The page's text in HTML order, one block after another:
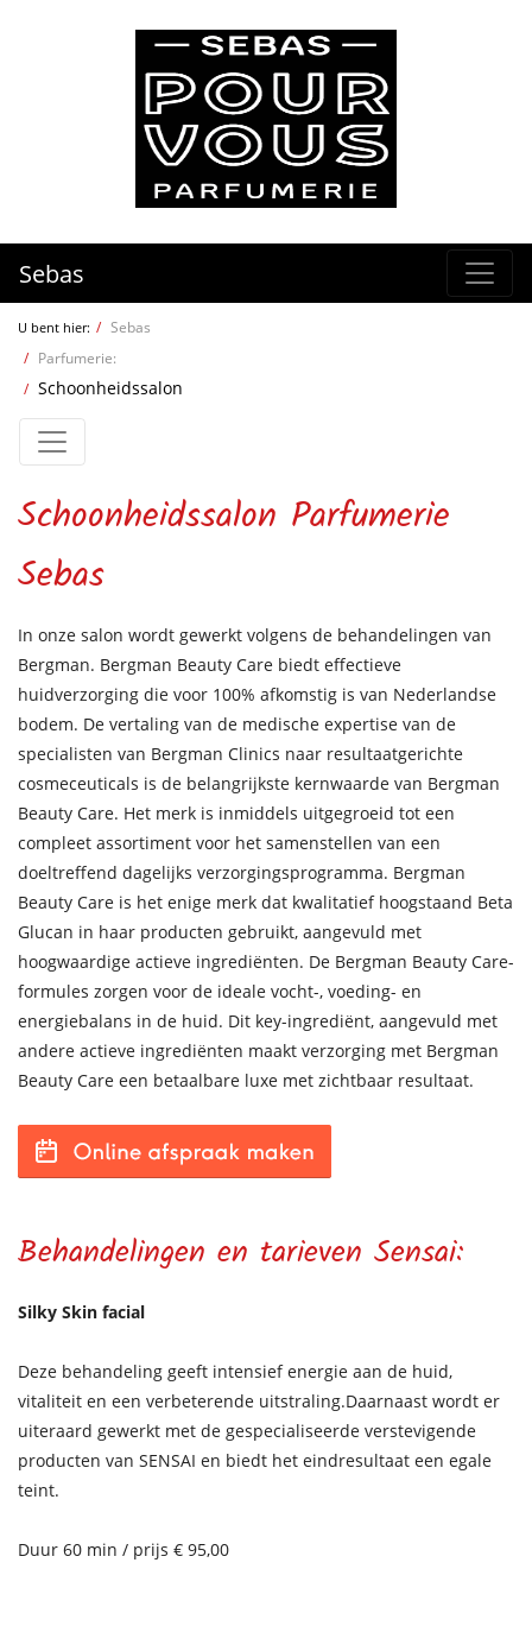
Sebas
U bent hier:
Sebas
Parfumerie:
Schoonheidssalon
Schoonheidssalon Parfumerie
Sebas
In onze salon wordt gewerkt volgens de behandelingen van
Bergman. Bergman Beauty Care biedt effectieve
huidverzorging die voor 100% afkomstig is van Nederlandse
bodem. De vertaling van de medische expertise van de
specialisten van Bergman Clinics naar resultaatgerichte
cosmeceuticals is de belangrijkste kernwaarde van Bergman
Beauty Care. Het merk is inmiddels uitgegroeid tot een
compleet assortiment voor het samenstellen van een
doeltreffend dagelijks verzorgingsprogramma. Bergman
Beauty Care is het enige merk dat kwalitatief hoogstaand Beta
Glucan in haar producten gebruikt, aangevuld met
hoogwaardige actieve ingrediënten. De Bergman Beauty Care-
formules zorgen voor de ideale vocht-, voeding- en
energiebalans in de huid. Dit key-ingrediënt, aangevuld met
andere actieve ingrediënten maakt verzorging met Bergman
Beauty Care een betaalbare luxe met zichtbaar resultaat.
Behandelingen en tarieven Sensai:
Silky Skin facial
Deze behandeling geeft intensief energie aan de huid,
vitaliteit en een verbeterende uitstraling.Daarnaast wordt er
uiteraard gewerkt met de gespecialiseerde verstevigende
producten van SENSAI en biedt het eindresultaat een egale
teint.
Duur 60 min / prijs € 95,00